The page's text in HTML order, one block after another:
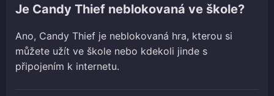
Je Candy Thief neblokovaná ve škole?
Ano, Candy Thief je neblokovaná hra, kterou si
můžete užít ve škole nebo kdekoli jinde s
připojením k internetu.